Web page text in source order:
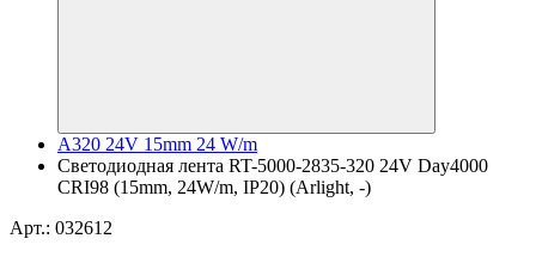
A320 24V 15mm 24 W/m
Светодиодная лента RT-5000-2835-320 24V Day4000
CRI98 (15mm, 24W/m, IP20) (Arlight, -)
Арт.: 032612